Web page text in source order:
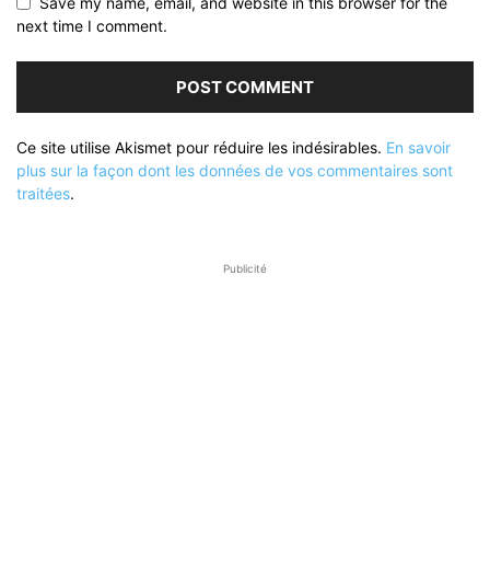
next time I comment.
Ce site utilise Akismet pour réduire les indésirables. En savoir
plus sur la façon dont les données de vos commentaires sont
traitées.
Publicité